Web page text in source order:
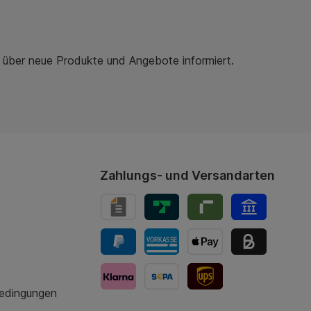
neue Produkte und Angebote informiert.
Zahlungs- und Versandarten